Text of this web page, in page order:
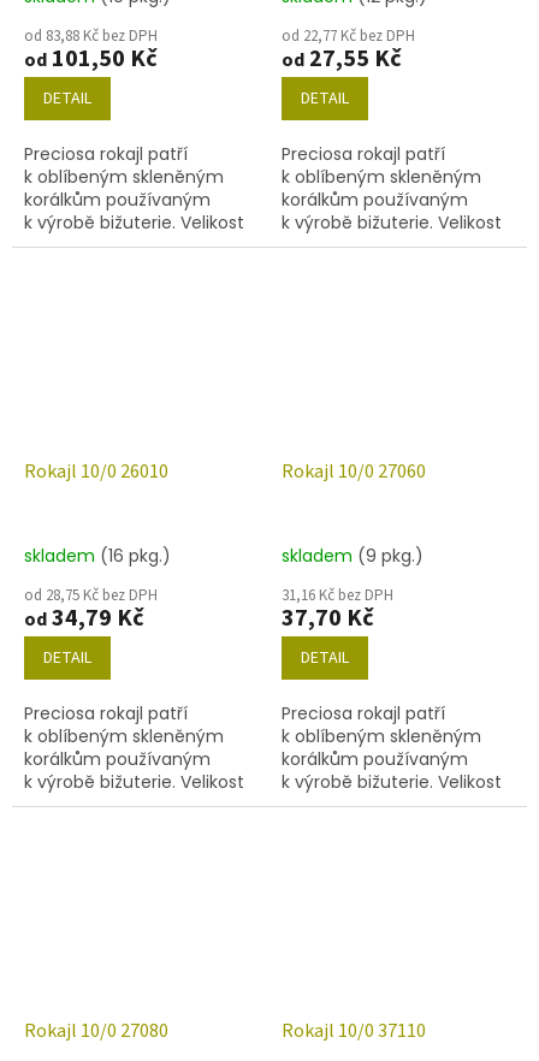
od 83,88 Kč bez DPH
od 101,50 Kč
DETAIL
Preciosa rokajl patří
k oblíbeným skleněným
korálkům používaným
k výrobě bižuterie. Velikost
10/0 (2,0-2,4mm),barva
od 22,77 Kč bez DPH
od 27,55 Kč
DETAIL
Preciosa rokajl patří
k oblíbeným skleněným
korálkům používaným
k výrobě bižuterie. Velikost
10/0 (2,2-2,4 mm), barva
Rokajl 10/0 26010
skladem (16 pkg.)
od 28,75 Kč bez DPH
od34,79 Kč
DETAIL
Preciosa rokajl patří
k oblíbeným skleněným
korálkům používaným
k výrobě bižuterie. Velikost
10/0 (2,2-2,4 mm), barva
Rokajl 10/0 27060
skladem (9 pkg.)
31,16 Kč bez DPH
37,70 Kč
DETAIL
Preciosa rokajl patří
k oblíbeným skleněným
korálkům používaným
k výrobě bižuterie. Velikost
10/0 (2,2-2,4 mm), barva
Rokajl 10/0 27080 Rokajl 10/0 37110